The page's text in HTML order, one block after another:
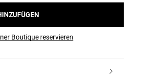
Boutique reservieren